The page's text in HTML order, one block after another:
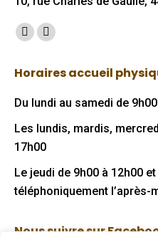
Trouvez nous sur :
Facebook
opens
in
window
Mail
opens
in
window
Horaires accueil
Du lundi au samedi de
Les lundis, mardis,
17h00
Le jeudi de 9h00 à 12h00
téléphoniquement l’après-
Nous suivre sur